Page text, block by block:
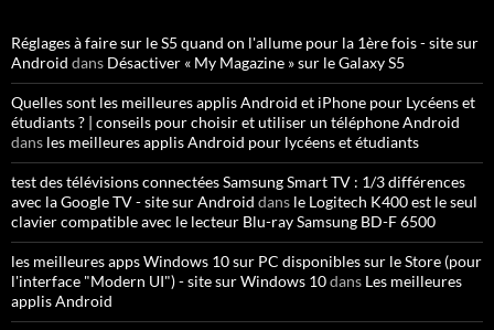
Réglages à faire sur le S5 quand on l'allume pour la 1ère fois - site sur
Android dans Désactiver « My Magazine » sur le Galaxy S5
Quelles sont les meilleures applis Android et iPhone pour Lycéens et
étudiants ? | conseils pour choisir et utiliser un téléphone Android
dans les meilleures applis Android pour lycéens et étudiants
test des télévisions connectées Samsung Smart TV : 1/3 différences
avec la Google TV - site sur Android dans le Logitech K400 est le seul
clavier compatible avec le lecteur Blu-ray Samsung BD-F 6500
les meilleures apps Windows 10 sur PC disponibles sur le Store (pour
l'interface "Modern UI") - site sur Windows 10dans Les meilleures
applis Android